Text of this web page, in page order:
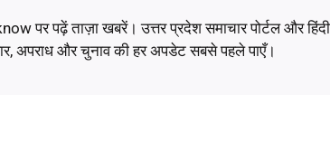
पढ़ें ताज़ा खबरें। उत्तर प्रदेश समाचार पोर्टल और
अपराध और चुनाव की हर अपडेट सबसे पहले पाएँ।